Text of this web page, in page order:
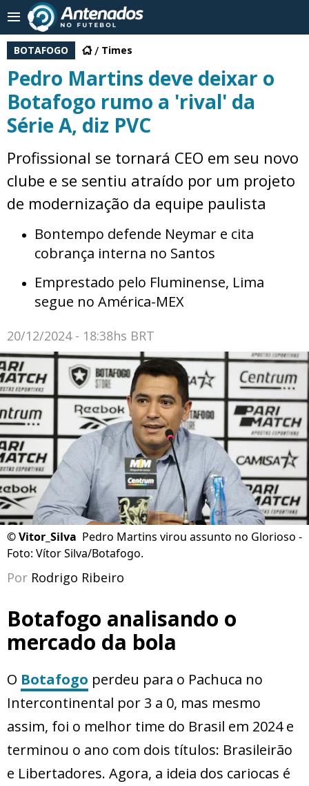
BOTAFOGO Times
Pedro Martins deve deixar o
Botafogo rumo a 'rival' da
Série A, diz PVC
Profissional se tornará CEO em seu novo
clube e se sentiu atraído por um projeto
de modernização da equipe paulista
Bontempo defende Neymar e cita
cobrança interna no Santos
Emprestado pelo Fluminense, Lima
segue no América-MEX
20/12/2024 - 18:38hs BRT
©Vitor_Silva Pedro Martins virou assunto no Glorioso -
Foto: Vítor Silva/Botafogo.
Por Rodrigo Ribeiro
Botafogo analisando o
mercado da bola
O Botafogo perdeu para o Pachuca no
Intercontinental por 3 a 0, mas mesmo
assim, foi o melhor time do Brasil em 2024 e
terminou o ano com dois títulos: Brasileirão
e Libertadores. Agora, a ideia dos cariocas é